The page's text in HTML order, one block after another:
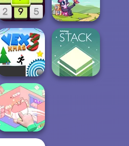
Daily Sudoku Dream Pet Link 2
Vex 3 Xmas